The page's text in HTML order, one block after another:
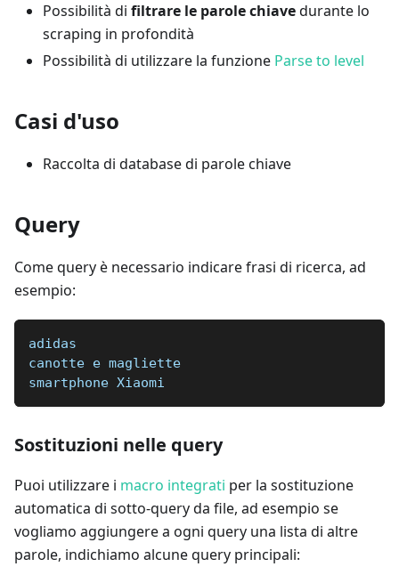
Possibilità di filtrare le parole chiavedurante lo
scraping in profondità
Possibilità di utilizzare la funzione Parse to level
Casi d'uso
Raccolta di database di parole chiave
Query
Come query è necessario indicare frasi di ricerca, ad
esempio:
adidas
canotte e magliette
smartphone Xiaomi
Sostituzioni nelle query
Puoi utilizzare i macro integrati per la sostituzione
automatica di sotto-query da file, ad esempio se
vogliamo aggiungere a ogni query una lista di altre
parole, indichiamo alcune query principali: